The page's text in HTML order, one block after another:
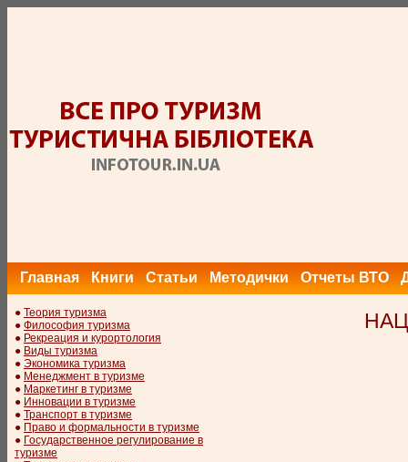
Главная Книги Статьи Методички Отчеты ВТО
● Теория туризма
● Философия туризма
● Рекреация и курортология
● Виды туризма
● Экономика туризма
● Менеджмент в туризме
● Маркетинг в туризме
● Инновации в туризме
● Транспорт в туризме
● Право и формальности в туризме
● Государственное регулирование в
туризме